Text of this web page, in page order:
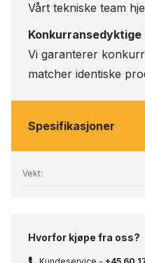
Vårt tekniske team
Konkurransedyktige
Vi garanterer
matcher identiske
Spesifikasjoner
Vekt:
Hvorfor kjøpe fra oss?